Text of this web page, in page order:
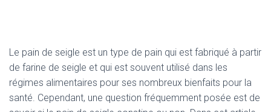
Le pain de seigle est un type de pain qui est fabriqué à partir
de farine de seigle et qui est souvent utilisé dans les
régimes alimentaires pour ses nombreux bienfaits pour la
santé. Cependant, une question fréquemment posée est de